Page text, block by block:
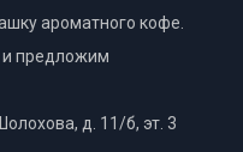
ароматного кофе.
и предложим
д. 11/б, эт. 3